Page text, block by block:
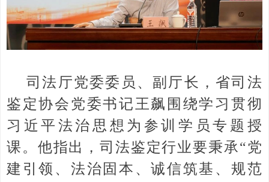
司法厅党委委员、副厅长，省司法
鉴定协会党委书记王飙围绕学习贯彻
习近平法治思想为参训学员专题授
课。他指出，司法鉴定行业要秉承“党
建引领、法治固本、诚信筑基、规范